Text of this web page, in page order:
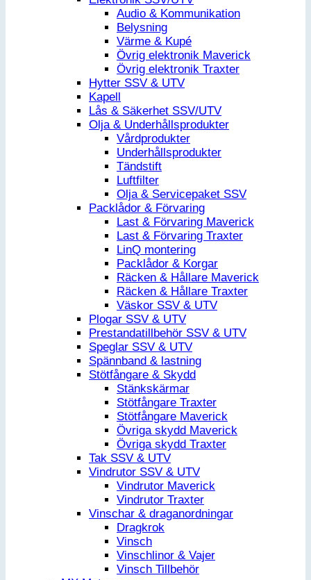
Audio & Kommunikation
Belysning
Värme & Kupé
Övrig elektronik Maverick
Övrig elektronik Traxter
Hytter SSV & UTV
Kapell
Lås & Säkerhet SSV/UTV
Olja & Underhållsprodukter
Vårdprodukter
Underhållsprodukter
Tändstift
Luftfilter
Olja & Servicepaket SSV
Packlådor & Förvaring
Last & Förvaring Maverick
Last & Förvaring Traxter
LinQ montering
Packlådor & Korgar
Räcken & Hållare Maverick
Räcken & Hållare Traxter
Väskor SSV & UTV
Plogar SSV & UTV
Prestandatillbehör SSV & UTV
Speglar SSV & UTV
Spännband & lastning
Stötfångare & Skydd
Stänkskärmar
Stötfångare Traxter
Stötfångare Maverick
Övriga skydd Maverick
Övriga skydd Traxter
Tak SSV & UTV
Vindrutor SSV & UTV
Vindrutor Maverick
Vindrutor Traxter
Vinschar & draganordningar
Dragkrok
Vinsch
Vinschlinor & Vajer
Vinsch Tillbehör